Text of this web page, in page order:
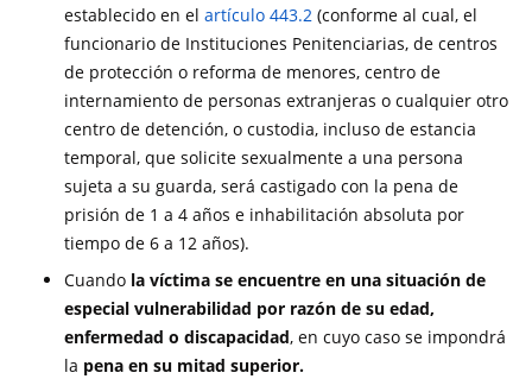
establecido en el artículo 443.2 (conforme al cual, el
funcionario de Instituciones Penitenciarias, de centros
de protección o reforma de menores, centro de
internamiento de personas extranjeras o cualquier otro
centro de detención, o custodia, incluso de estancia
temporal, que solicite sexualmente a una persona
sujeta a su guarda, será castigado con la pena de
prisión de 1 a 4 años e inhabilitación absoluta por
tiempo de 6 a 12 años).
Cuando la víctima se encuentre en una situación de
especial vulnerabilidad por razón de su edad,
enfermedad o discapacidad, en cuyo caso se impondrá
la pena en su mitad superior.